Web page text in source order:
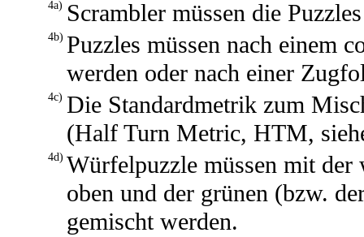
4a) Scrambler müssen die
4b) Puzzles müssen nach einem
werden oder nach einer
4c) Die Standardmetrik zum
(Half Turn Metric, HTM,
4d) Würfelpuzzle müssen mit der
oben und der grünen (bzw.
gemischt werden.